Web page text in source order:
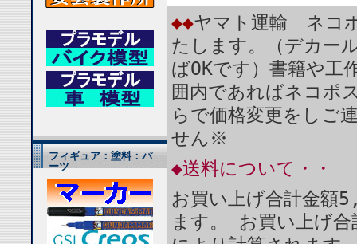
フィギュア：塗料：パ
ーツ
◆◆ヤマト運輸 ネコ
たします。（デカー
ばOKです）書籍や工
囲内であればネコポ
らで価格変更をしご
せん※
◆送料について・・
お買い上げ合計金額
ます。 お買い上げ